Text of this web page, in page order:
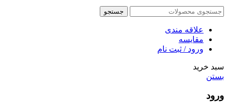
جستجو
علاقه مندی
مقایسه
ورود / ثبت نام
سبد خرید
بستن
ورود